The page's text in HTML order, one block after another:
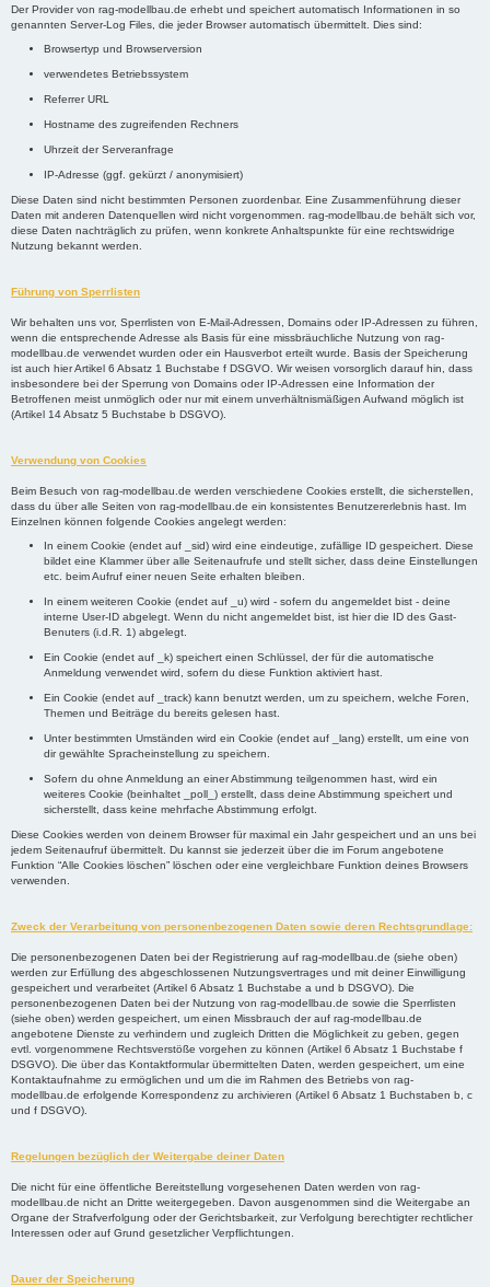
Der Provider von rag-modellbau.de erhebt und speichert automatisch Informationen in so
genannten Server-Log Files, die jeder Browser automatisch übermittelt. Dies sind:
Browsertyp und Browserversion
verwendetes Betriebssystem
Referrer URL
Hostname des zugreifenden Rechners
Uhrzeit der Serveranfrage
IP-Adresse (ggf. gekürzt / anonymisiert)
Diese Daten sind nicht bestimmten Personen zuordenbar. Eine Zusammenführung dieser
Daten mit anderen Datenquellen wird nicht vorgenommen. rag-modellbau.de behält sich vor,
diese Daten nachträglich zu prüfen, wenn konkrete Anhaltspunkte für eine rechtswidrige
Nutzung bekannt werden.
Führung von Sperrlisten
Wir behalten uns vor, Sperrlisten von E-Mail-Adressen, Domains oder IP-Adressen zu führen,
wenn die entsprechende Adresse als Basis für eine missbräuchliche Nutzung von rag-
modellbau.de verwendet wurden oder ein Hausverbot erteilt wurde. Basis der Speicherung
ist auch hier Artikel 6 Absatz 1 Buchstabe f DSGVO. Wir weisen vorsorglich darauf hin, dass
insbesondere bei der Sperrung von Domains oder IP-Adressen eine Information der
Betroffenen meist unmöglich oder nur mit einem unverhältnismäßigen Aufwand möglich ist
(Artikel 14 Absatz 5 Buchstabe b DSGVO).
Verwendung von Cookies
Beim Besuch von rag-modellbau.de werden verschiedene Cookies erstellt, die sicherstellen,
dass du über alle Seiten von rag-modellbau.de ein konsistentes Benutzererlebnis hast. Im
Einzelnen können folgende Cookies angelegt werden:
In einem Cookie (endet auf _sid) wird eine eindeutige, zufällige ID gespeichert. Diese
bildet eine Klammer über alle Seitenaufrufe und stellt sicher, dass deine Einstellungen
etc. beim Aufruf einer neuen Seite erhalten bleiben.
In einem weiteren Cookie (endet auf _u) wird - sofern du angemeldet bist - deine
interne User-ID abgelegt. Wenn du nicht angemeldet bist, ist hier die ID des Gast-
Benuters (i.d.R. 1) abgelegt.
Ein Cookie (endet auf _k) speichert einen Schlüssel, der für die automatische
Anmeldung verwendet wird, sofern du diese Funktion aktiviert hast.
Ein Cookie (endet auf _track) kann benutzt werden, um zu speichern, welche Foren,
Themen und Beiträge du bereits gelesen hast.
Unter bestimmten Umständen wird ein Cookie (endet auf _lang) erstellt, um eine von
dir gewählte Spracheinstellung zu speichern.
Sofern du ohne Anmeldung an einer Abstimmung teilgenommen hast, wird ein
weiteres Cookie (beinhaltet _poll_) erstellt, dass deine Abstimmung speichert und
sicherstellt, dass keine mehrfache Abstimmung erfolgt.
Diese Cookies werden von deinem Browser für maximal ein Jahr gespeichert und an uns bei
jedem Seitenaufruf übermittelt. Du kannst sie jederzeit über die im Forum angebotene
Funktion “Alle Cookies löschen” löschen oder eine vergleichbare Funktion deines Browsers
verwenden.
Zweck der Verarbeitung von personenbezogenen Daten sowie deren Rechtsgrundlage:
Die personenbezogenen Daten bei der Registrierung auf rag-modellbau.de (siehe oben)
werden zur Erfüllung des abgeschlossenen Nutzungsvertrages und mit deiner Einwilligung
gespeichert und verarbeitet (Artikel 6 Absatz 1 Buchstabe a und b DSGVO). Die
personenbezogenen Daten bei der Nutzung von rag-modellbau.de sowie die Sperrlisten
(siehe oben) werden gespeichert, um einen Missbrauch der auf rag-modellbau.de
angebotene Dienste zu verhindern und zugleich Dritten die Möglichkeit zu geben, gegen
evtl. vorgenommene Rechtsverstöße vorgehen zu können (Artikel 6 Absatz 1 Buchstabe f
DSGVO). Die über das Kontaktformular übermittelten Daten, werden gespeichert, um eine
Kontaktaufnahme zu ermöglichen und um die im Rahmen des Betriebs von rag-
modellbau.de erfolgende Korrespondenz zu archivieren (Artikel 6 Absatz 1 Buchstaben b, c
und f DSGVO).
Regelungen bezüglich der Weitergabe deiner Daten
Die nicht für eine öffentliche Bereitstellung vorgesehenen Daten werden von rag-
modellbau.de nicht an Dritte weitergegeben. Davon ausgenommen sind die Weitergabe an
Organe der Strafverfolgung oder der Gerichtsbarkeit, zur Verfolgung berechtigter rechtlicher
Interessen oder auf Grund gesetzlicher Verpflichtungen.
Dauer der Speicherung